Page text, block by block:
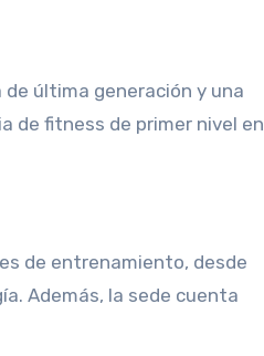
última generación y una
de fitness de primer nivel en
de entrenamiento, desde
Además, la sede cuenta